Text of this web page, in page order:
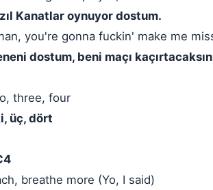
Kanatlar oynuyor dostum.
you're gonna fuckin' make me
dostum, beni maçı
three, four
üç, dört
breathe more (Yo, I said)